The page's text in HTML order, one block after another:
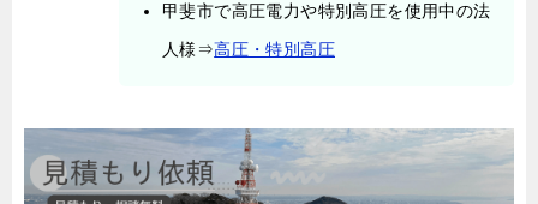
甲斐市で高圧電力や特別高圧を使用中の法
人様⇒高圧・特別高圧